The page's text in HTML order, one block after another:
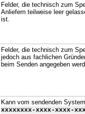
Felder, die technisch zum
Anliefern teilweise leer
ist.
Felder, die technisch zum
jedoch aus fachlichen
beim Senden angegeben
Kann vom sendenden
xxxxxxxx-xxxx-xxxx-